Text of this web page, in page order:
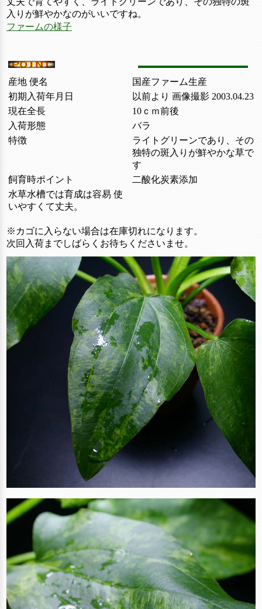
入りが鮮やかなのがいいですね。
ファームの様子
産地 便名
国産ファーム生産
初期入荷年月日
以前より 画像撮影 2003.04.23
現在全長
10ｃｍ前後
入荷形態
バラ
特徴
ライトグリーンであり、その
独特の斑入りが鮮やかな草で
す
飼育時ポイント
二酸化炭素添加
水草水槽では育成は容易 使
いやすくて丈夫。
※カゴに入らない場合は在庫切れになります。
次回入荷までしばらくお待ちくださいませ。